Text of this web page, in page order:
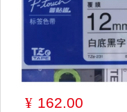
¥ 162.00